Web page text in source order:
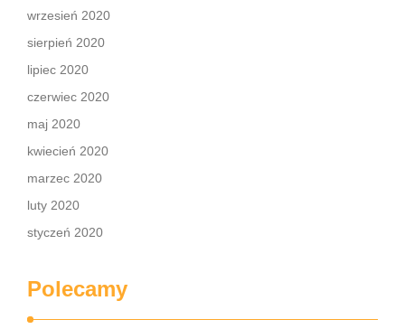
wrzesień 2020
sierpień 2020
lipiec 2020
czerwiec 2020
maj 2020
kwiecień 2020
marzec 2020
luty 2020
styczeń 2020
Polecamy